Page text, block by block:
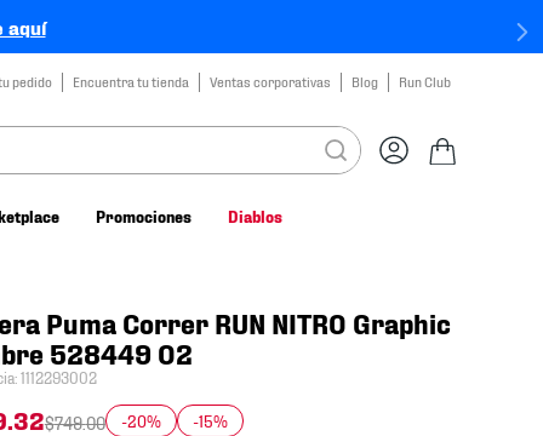
aquí
pedido Encuentra tu tienda Ventas corporativas Blog Run Club
Promociones Diablos
Puma Correr RUN NITRO Graphic
528449 02
:1112293002
.32$749.00 -20% -15%